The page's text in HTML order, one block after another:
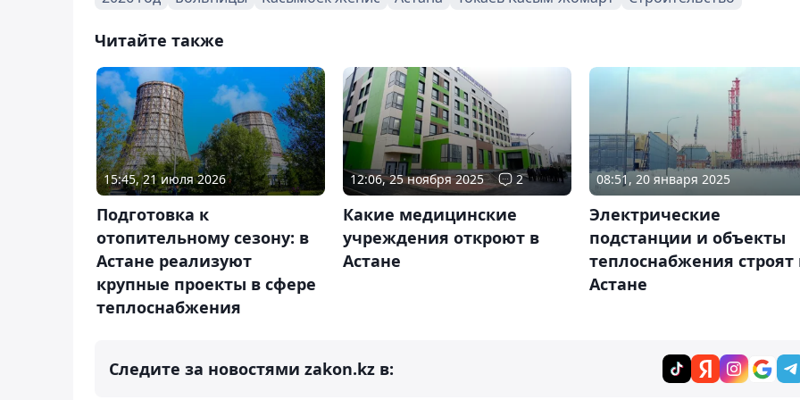
Читайте также
15:45, 21 июля 2026
Подготовка к
отопительному сезону: в
Астане реализуют
крупные проекты в сфере
теплоснабжения
12:06, 25 ноября 2025 2
Какие медицинские
учреждения откроют в
Астане
08:51, 20 января 2025
Электрические
подстанции и объекты
теплоснабжения строят
Астане
Следите за новостями zakon.kz в: